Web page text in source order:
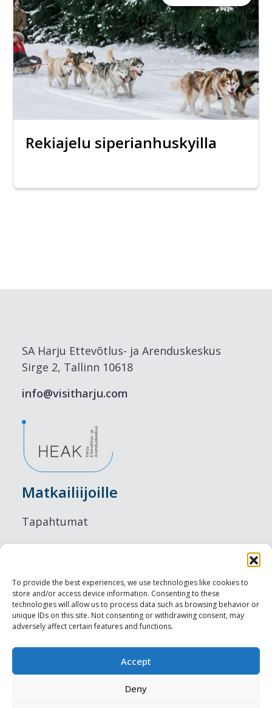
To provide the best experiences, we use technologies like cookies to
store and/or access device information. Consenting to these
technologies will allow us to process data such as browsing behavior or
unique IDs on this site. Not consenting or withdrawing consent, may
adversely affect certain features and functions.
Accept
Deny
Rekiajelu siperianhuskyilla
SA Harju Ettevõtlus- ja Arenduskeskus
Sirge 2, Tallinn 10618
info@visitharju.com
Matkailiijoille
Tapahtumat
Ruokailu
Nähtävyydet
Visit Tallinn
Ammattilaisille
Harju-, Rapla- & Läänemaa DMO